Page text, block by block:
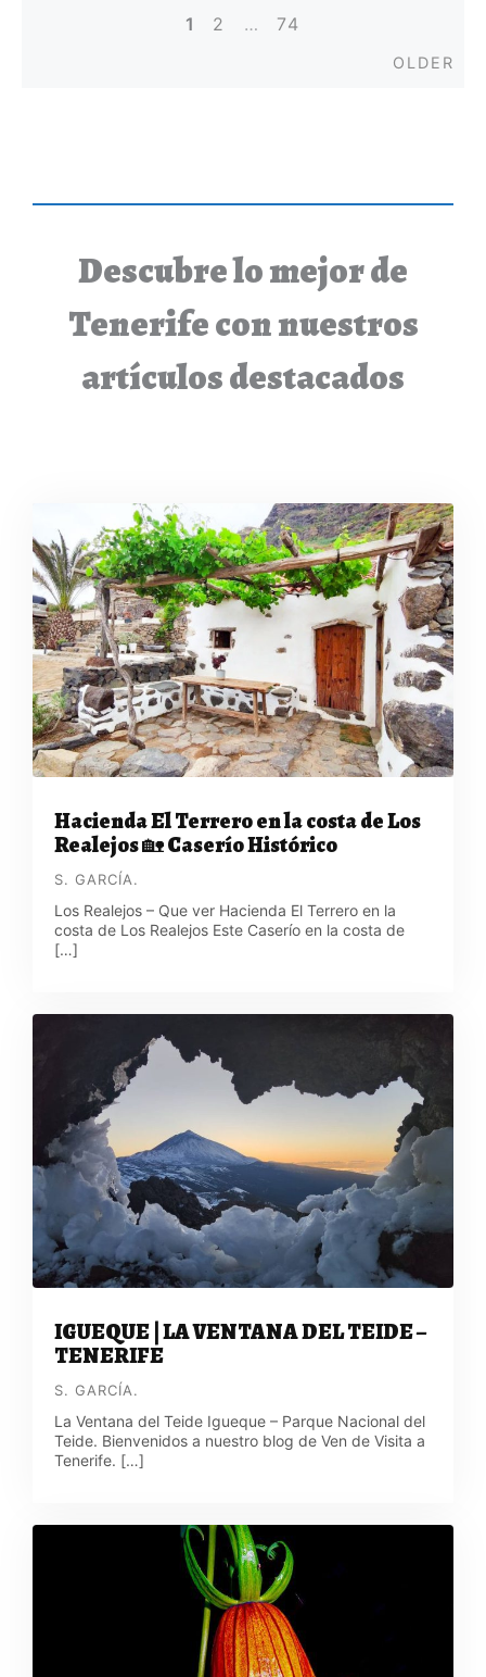
1 2 …
74
OLDER
Descubre lo mejor de
Tenerife con nuestros
artículos destacados
Hacienda El Terrero en la costa de Los
Realejos 🏡 Caserío Histórico
S. GARCÍA.
Los Realejos – Que ver Hacienda El Terrero en la
costa de Los Realejos Este Caserío en la costa de
[…]
IGUEQUE | LA VENTANA DEL TEIDE –
TENERIFE
S. GARCÍA.
La Ventana del Teide Igueque – Parque Nacional del
Teide. Bienvenidos a nuestro blog de Ven de Visita a
Tenerife. […]